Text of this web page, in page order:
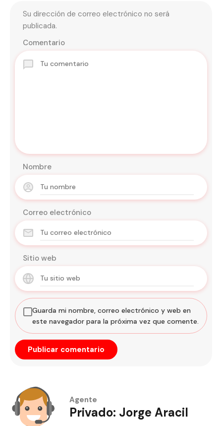
Su dirección de correo electrónico no será
publicada.
Comentario
Nombre
Correo electrónico
Sitio web
Guarda mi nombre, correo electrónico y web en
este navegador para la próxima vez que comente.
Agente
Privado: Jorge Aracil